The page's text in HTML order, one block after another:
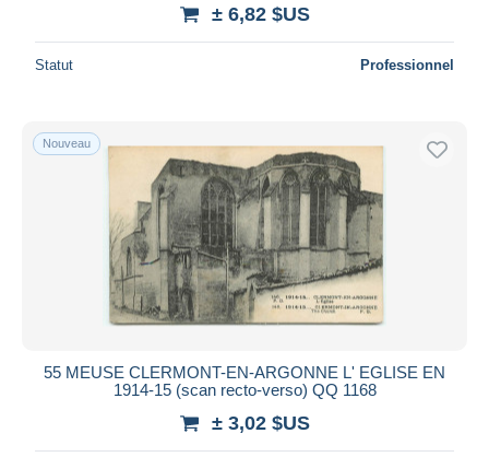
± 6,82 $US
Statut Professionnel
Nouveau
55 MEUSE CLERMONT-EN-ARGONNE L' EGLISE EN
1914-15 (scan recto-verso) QQ 1168
± 3,02 $US